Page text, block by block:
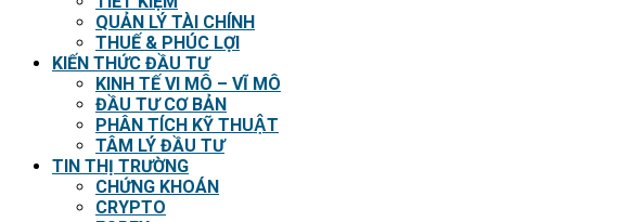
QUẢN LÝ TÀI CHÍNH
THUẾ & PHÚC LỢI
KIẾN THỨC ĐẦU TƯ
KINH TẾ VI MÔ – VĨ MÔ
ĐẦU TƯ CƠ BẢN
PHÂN TÍCH KỸ THUẬT
TÂM LÝ ĐẦU TƯ
TIN THỊ TRƯỜNG
CHỨNG KHOÁN
CRYPTO